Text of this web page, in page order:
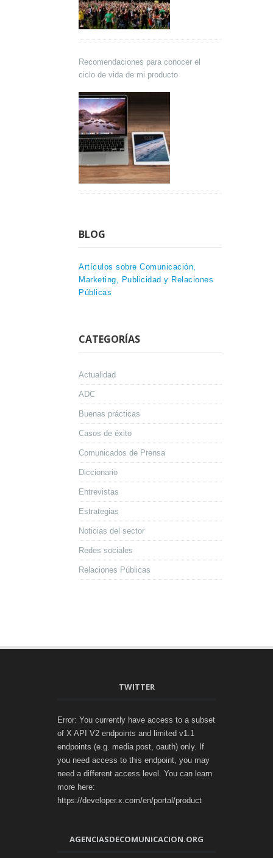
Recomendaciones para conocer el
ciclo de vida de mi producto
BLOG
Artículos sobre Comunicación,
Marketing, Publicidad y Relaciones
Públicas
CATEGORÍAS
Actualidad
ADC
Buenas prácticas
Casos de éxito
Comunicados de Prensa
Diccionario
Entrevistas
Estrategias
Noticias del sector
Redes sociales
Relaciones Públicas
TWITTER
Error: You currently have access to a subset
of X API V2 endpoints and limited v1.1
endpoints (e.g. media post, oauth) only. If
you need access to this endpoint, you may
need a different access level. You can learn
more here:
https://developer.x.com/en/portal/product
AGENCIASDECOMUNICACION.ORG